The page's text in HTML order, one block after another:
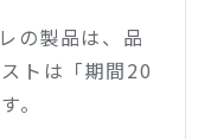
の製品は、品
トは「期間20
。